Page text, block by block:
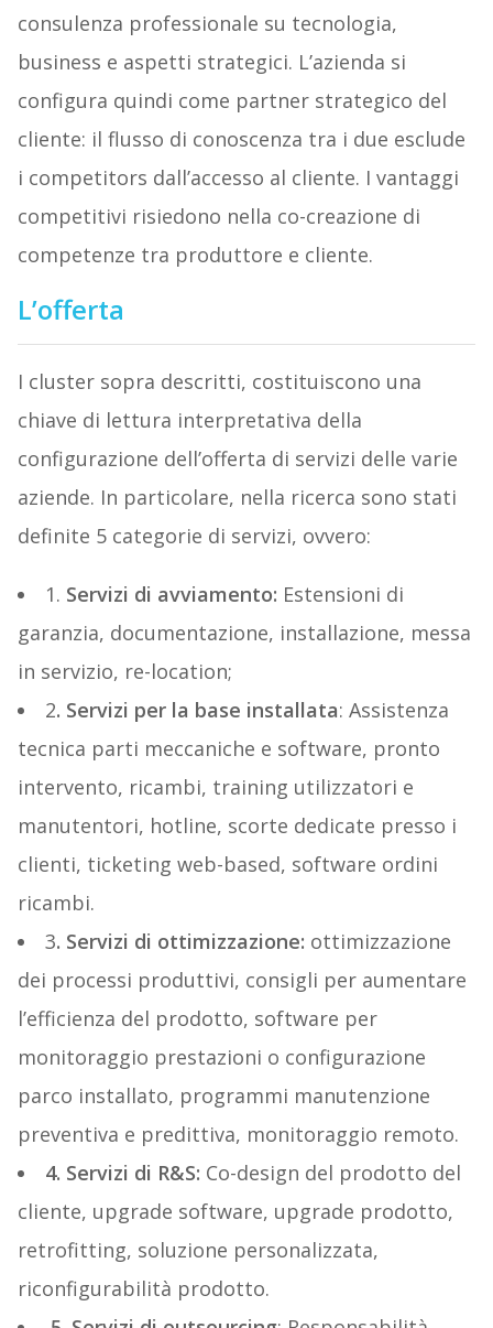
consulenza professionale su tecnologia,
business e aspetti strategici. L’azienda si
configura quindi come partner strategico del
cliente: il flusso di conoscenza tra i due esclude
i competitors dall’accesso al cliente. I vantaggi
competitivi risiedono nella co-creazione di
competenze tra produttore e cliente.
L’offerta
I cluster sopra descritti, costituiscono una
chiave di lettura interpretativa della
configurazione dell’offerta di servizi delle varie
aziende. In particolare, nella ricerca sono stati
definite 5 categorie di servizi, ovvero:
1. Servizi di avviamento: Estensioni di
garanzia, documentazione, installazione, messa
in servizio, re-location;
2. Servizi per la base installata: Assistenza
tecnica parti meccaniche e software, pronto
intervento, ricambi, training utilizzatori e
manutentori, hotline, scorte dedicate presso i
clienti, ticketing web-based, software ordini
ricambi.
3. Servizi di ottimizzazione: ottimizzazione
dei processi produttivi, consigli per aumentare
l’efficienza del prodotto, software per
monitoraggio prestazioni o configurazione
parco installato, programmi manutenzione
preventiva e predittiva, monitoraggio remoto.
4. Servizi di R&S: Co-design del prodotto del
cliente, upgrade software, upgrade prodotto,
retrofitting, soluzione personalizzata,
riconfigurabilità prodotto.